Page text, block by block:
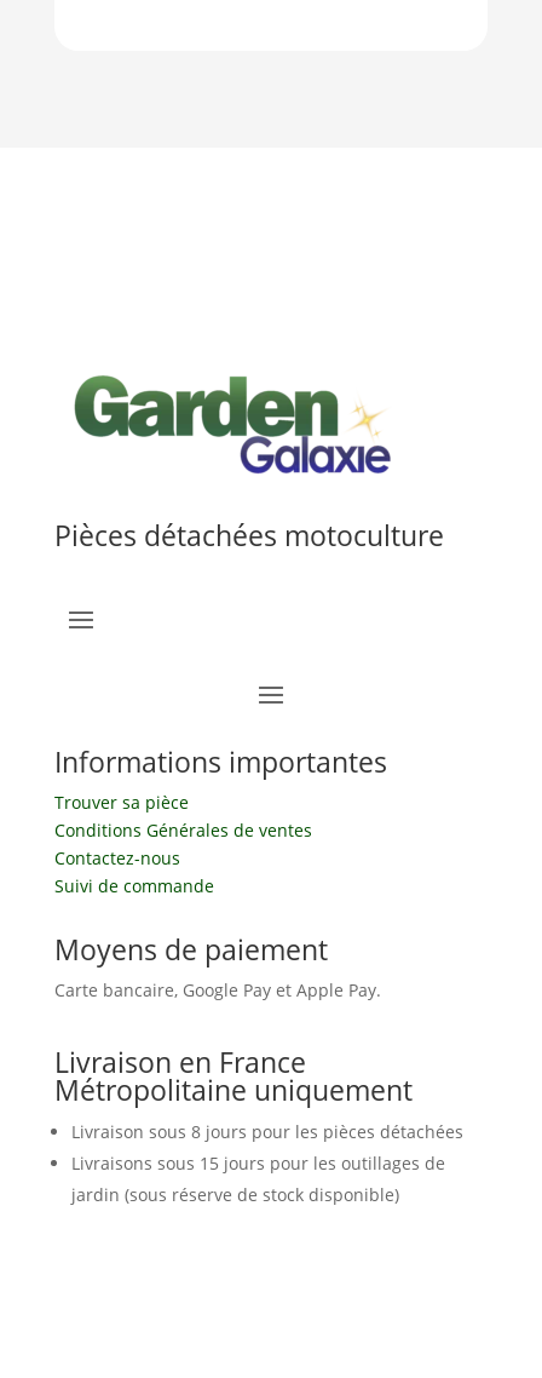
Pièces détachées motoculture
Informations importantes
Trouver sa pièce
Conditions Générales de ventes
Contactez-nous
Suivi de commande
Moyens de paiement
Carte bancaire, Google Pay et Apple Pay.
Livraison en France
Métropolitaine uniquement
Livraison sous 8 jours pour les pièces détachées
Livraisons sous 15 jours pour les outillages de
jardin (sous réserve de stock disponible)